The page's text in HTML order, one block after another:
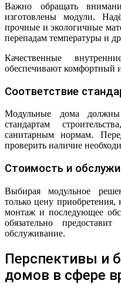
Важно обращать
изготовлены модули.
прочные и экологичные
перепадам температуры и
Качественные
обеспечивают комфортный
Соответствие
Модульные дома должны
стандартам
санитарным нормам.
проверить наличие
Стоимость и
Выбирая модульное
только цену приобретения,
монтаж и последующее
обязательно
обслуживание.
Перспективы и
домов в сфере